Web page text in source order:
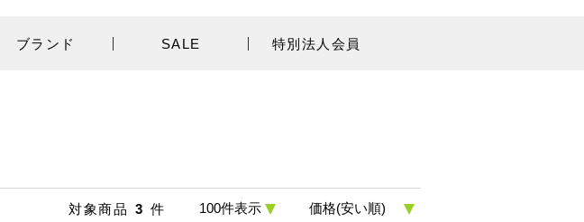
ブランド SALE 特別法人会員
対象商品 3 件